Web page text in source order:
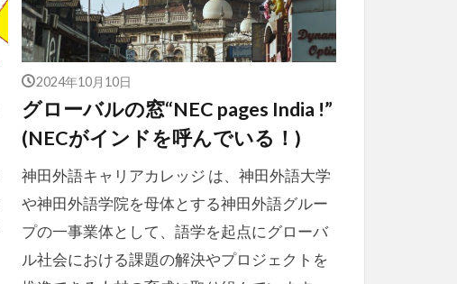
2024年10月10日
グローバルの窓“NEC pages India !”
(NECがインドを呼んでいる！)
神田外語キャリアカレッジ は、神田外語大学
や神田外語学院を母体とする神田外語グルー
プの一事業体として、語学を起点にグローバ
ル社会における課題の解決やプロジェクトを